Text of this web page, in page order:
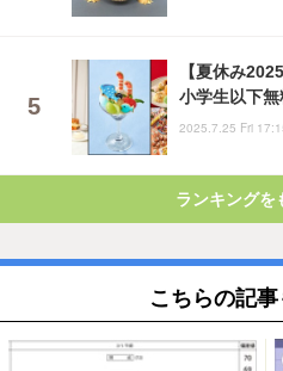
【夏休み
小学生以下
2025.7.25 Fri
ランキングを
こちらの記